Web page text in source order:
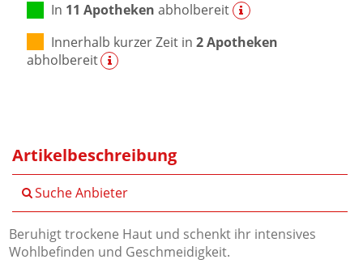
In 11 Apotheken abholbereit
Innerhalb kurzer Zeit in2 Apotheken
abholbereit
Artikelbeschreibung
Suche Anbieter
Beruhigt trockene Haut und schenkt ihr intensives
Wohlbefinden und Geschmeidigkeit.